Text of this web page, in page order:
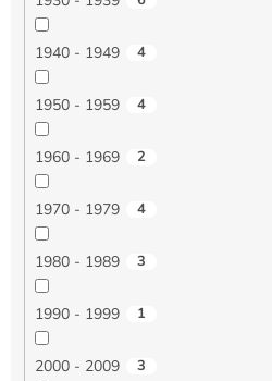
1940 - 1949 4
1950 - 1959 4
1960 - 1969 2
1970 - 1979 4
1980 - 1989 3
1990 - 1999 1
2000 - 2009 3